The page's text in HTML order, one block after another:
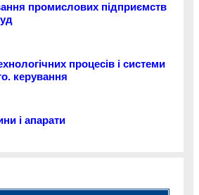
промислових підприємств
процесів і системи
керування
і апарати